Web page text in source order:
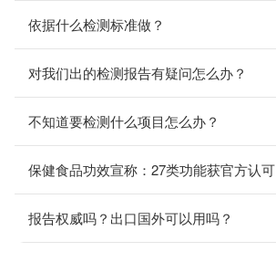
依据什么检测标准做？
对我们出的检测报告有疑问怎么办？
不知道要检测什么项目怎么办？
保健食品功效宣称：27类功能获官方认可
报告权威吗？出口国外可以用吗？